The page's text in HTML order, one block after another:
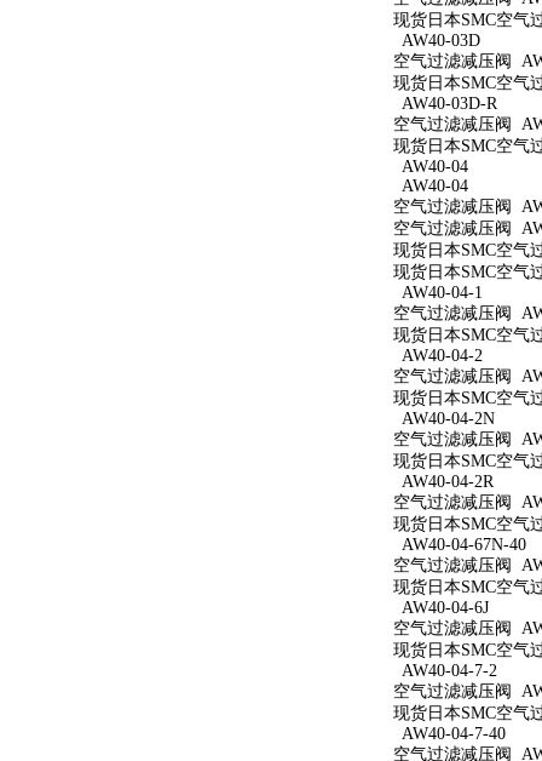
现货日本SMC空气
AW40-03D
空气过滤减压阀
现货日本SMC空气
AW40-03D-R
空气过滤减压阀
现货日本SMC空气
AW40-04
AW40-04
空气过滤减压阀
空气过滤减压阀
现货日本SMC空气
现货日本SMC空气
AW40-04-1
空气过滤减压阀
现货日本SMC空气
AW40-04-2
空气过滤减压阀
现货日本SMC空气
AW40-04-2N
空气过滤减压阀
现货日本SMC空气
AW40-04-2R
空气过滤减压阀
现货日本SMC空气
AW40-04-67N-40
空气过滤减压阀
现货日本SMC空气
AW40-04-6J
空气过滤减压阀
现货日本SMC空气
AW40-04-7-2
空气过滤减压阀
现货日本SMC空气
AW40-04-7-40
空气过滤减压阀